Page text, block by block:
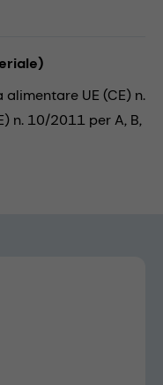
UE (CE) n.
n. 10/2011 per A, B,